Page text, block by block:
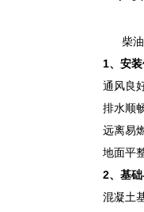
柴油
1、 安
通风良
排水顺
远离易
地面平
2、 基
混凝土